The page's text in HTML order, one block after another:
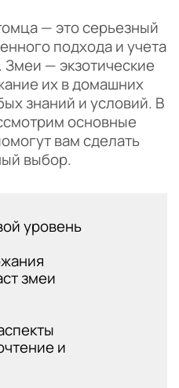
— это серьезный
подхода и учета
— экзотические
их в домашних
знаний и условий. В
основные
вам сделать
выбор.
уровень
змеи
и